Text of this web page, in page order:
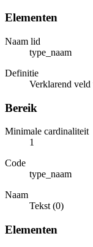
Elementen
Naam lid
type_naam
Definitie
Verklarend
Bereik
Minimale cardinaliteit
1
Code
type_naam
Naam
Tekst (0)
Elementen